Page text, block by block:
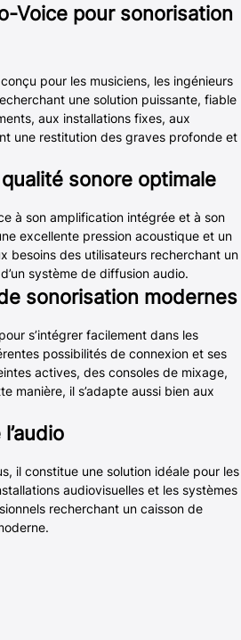
Voice pour sonorisation
pour les musiciens, les ingénieurs
une solution puissante, fiable
aux installations fixes, aux
une restitution des graves profonde et
sonore optimale
à son amplification intégrée et à son
excellente pression acoustique et un
besoins des utilisateurs recherchant un
système de diffusion audio.
sonorisation modernes
s’intégrer facilement dans les
possibilités de connexion et ses
actives, des consoles de mixage,
manière, il s’adapte aussi bien aux
il constitue une solution idéale pour les
audiovisuelles et les systèmes
recherchant un caisson de